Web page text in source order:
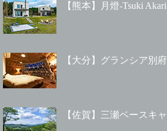
【熊本】月燈-Tsuki
【大分】グランシア別府
【佐賀】三瀬ベースキ